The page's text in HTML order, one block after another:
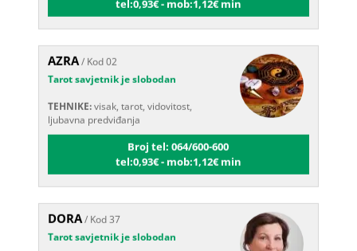
AZRA/ Kod 02
Tarot savjetnik je slobodan
ljubavna predviđanja
Broj tel: 064/600-600
tel:0,93€ - mob:1,12€ min
DORA/ Kod 37
Tarot savjetnik je slobodan